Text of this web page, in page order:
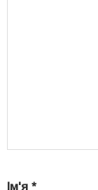
Ім'я *